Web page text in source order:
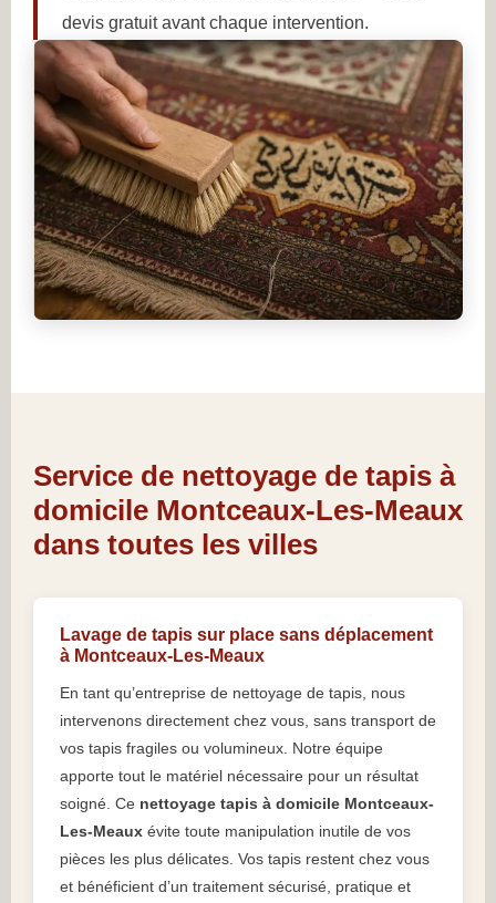
devis gratuit avant chaque intervention.
Service de nettoyage de tapis à
domicile Montceaux-Les-Meaux
dans toutes les villes
Lavage de tapis sur place sans déplacement
à Montceaux-Les-Meaux
En tant qu’entreprise de nettoyage de tapis, nous
intervenons directement chez vous, sans transport de
vos tapis fragiles ou volumineux. Notre équipe
apporte tout le matériel nécessaire pour un résultat
soigné. Ce nettoyage tapis à domicile Montceaux-
Les-Meaux évite toute manipulation inutile de vos
pièces les plus délicates. Vos tapis restent chez vous
et bénéficient d’un traitement sécurisé, pratique et